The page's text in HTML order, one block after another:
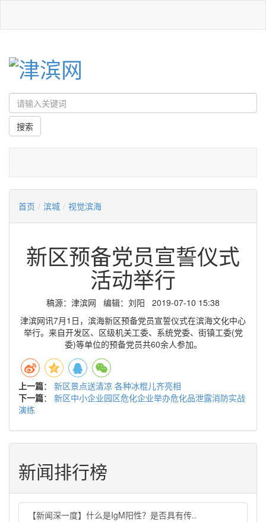
首页 / 滨城 / 视觉滨海
新区预备党员宣誓仪式
活动举行
稿源：津滨网 编辑：刘阳 2019-07-10 15:38
津滨网讯7月1日，滨海新区预备党员宣誓仪式在滨海文化中心
举行。来自开发区、区级机关工委、系统党委、街镇工委(党
委)等单位的预备党员共60余人参加。
上一篇： 新区景点送清凉 各种冰棍儿齐亮相
下一篇： 新区中小企业园区危化企业举办危化品泄露消防实战
演练
新闻排行榜
【新闻深一度】什么是IgM阳性？是否具有传..